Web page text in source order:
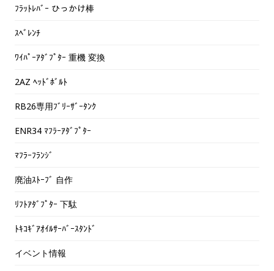
ﾌﾗｯﾄﾚﾊﾞｰ ひっかけ棒
ｽﾍﾞﾚﾝﾁ
ﾜｲﾊﾟｰｱﾀﾞﾌﾟﾀｰ 重機 変換
2AZ ﾍｯﾄﾞﾎﾞﾙﾄ
RB26専用ﾌﾞﾘｰｻﾞｰﾀﾝｸ
ENR34 ﾏﾌﾗｰｱﾀﾞﾌﾟﾀｰ
ﾏﾌﾗｰﾌﾗﾝｼﾞ
廃油ｽﾄｰﾌﾞ 自作
ﾘﾌﾄｱﾀﾞﾌﾟﾀｰ 下駄
ﾄｷｺｷﾞｱｵｲﾙｻｰﾊﾞｰｽﾀﾝﾄﾞ
イベント情報